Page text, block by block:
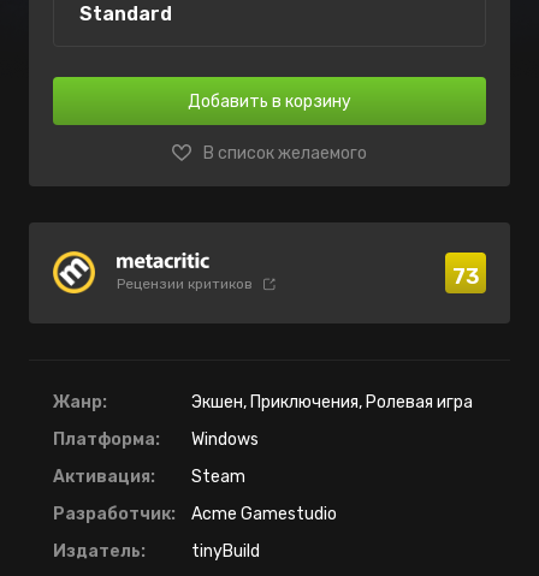
Standard
Добавить в корзину
В список желаемого
Рецензии критиков 73
Жанр:
Экшен, Приключения, Ролевая игра
Платформа:
Windows
Активация:
Steam
Разработчик:
Acme Gamestudio
Издатель:
tinyBuild